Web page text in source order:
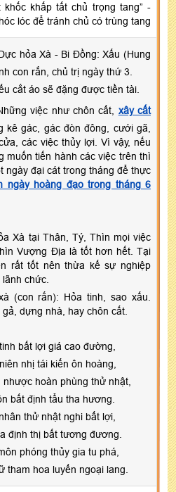
khốc khấp tất chủ trọng tang” -
lóc để tránh chủ có trùng tang
hỏa Xà - Bi Đồng: Xấu (Hung
con rắn, chủ trị ngày thứ 3.
cắt áo sẽ đặng được tiền tài.
việc như chôn cất, xây cất
kê gác, gác đòn đông, cưới gã,
các việc thủy lợi. Vì vậy, nếu
muốn tiến hành các việc trên thì
ngày đại cát trong tháng để thực
ngày hoàng đạo trong tháng 6
Xà tại Thân, Tý, Thìn mọi việc
Vượng Địa là tốt hơn hết. Tại
rất tốt nên thừa kế sự nghiệp
chức.
(con rắn): Hỏa tinh, sao xấu.
dựng nhà, hay chôn cất.
bất lợi giá cao đường,
nhị tái kiến ôn hoàng,
nhược hoàn phùng thử nhật,
bất định tẩu tha hương.
thử nhật nghi bất lợi,
định thị bất tương đương.
phóng thủy gia tu phá,
tham hoa luyến ngoại lang.